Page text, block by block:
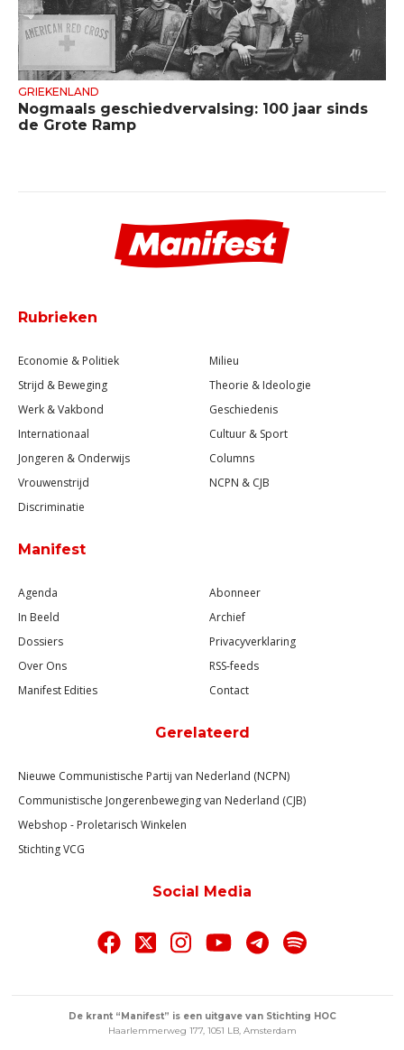
GRIEKENLAND
Nogmaals geschiedvervalsing: 100 jaar sinds
de Grote Ramp
Rubrieken
Economie & Politiek
Strijd & Beweging
Werk & Vakbond
Internationaal
Jongeren & Onderwijs
Vrouwenstrijd
Discriminatie
Milieu
Theorie & Ideologie
Geschiedenis
Cultuur & Sport
Columns
NCPN & CJB
Manifest
Agenda
In Beeld
Dossiers
Over Ons
Manifest Edities
Abonneer
Archief
Privacyverklaring
RSS-feeds
Contact
Gerelateerd
Nieuwe Communistische Partij van Nederland (NCPN)
Communistische Jongerenbeweging van Nederland (CJB)
Webshop - Proletarisch Winkelen
Stichting VCG
Social Media
De krant “Manifest” is een uitgave van Stichting HOC
Haarlemmerweg 177, 1051 LB, Amsterdam